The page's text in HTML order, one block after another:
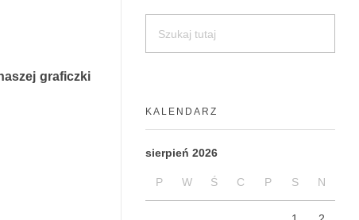
graficzki
KALENDARZ
sierpień 2026
P W Ś C P S N